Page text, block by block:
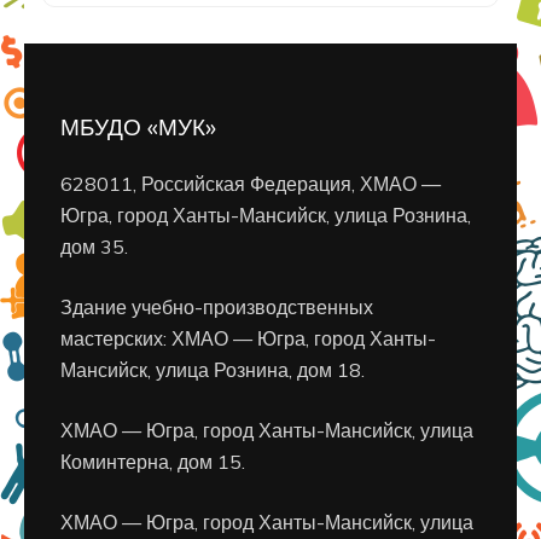
МБУДО «МУК»
628011, Российская Федерация, ХМАО —
Югра, город Ханты-Мансийск, улица Рознина,
дом 35.
Здание учебно-производственных
мастерских: ХМАО — Югра, город Ханты-
Мансийск, улица Рознина, дом 18.
ХМАО — Югра, город Ханты-Мансийск, улица
Коминтерна, дом 15.
ХМАО — Югра, город Ханты-Мансийск, улица